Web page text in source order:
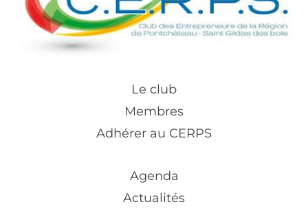
Le club
Membres
Adhérer au CERPS
Agenda
Actualités